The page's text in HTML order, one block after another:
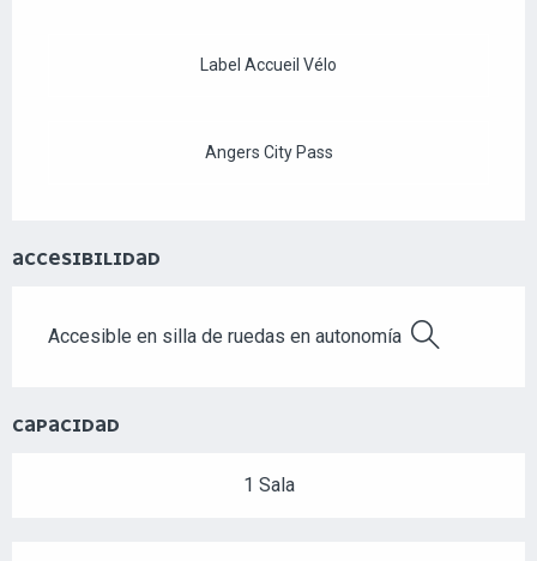
Label Accueil Vélo
Angers City Pass
ACCESIBILIDAD
Accesible en silla de ruedas en autonomía
CAPACIDAD
1 Sala